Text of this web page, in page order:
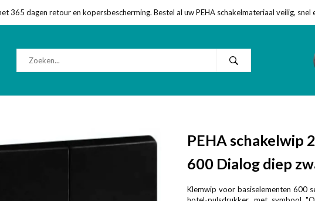
365 dagen retour en kopersbescherming. Bestel al uw PEHA schakelmateriaal veilig,
PEHA schakelwip
600 Dialog diep
Klemwip voor basiselementen 600